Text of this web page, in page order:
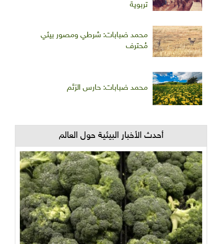
تربوية
محمد ضبابات: شرطي ومصور بيئي
مُحترف
محمد ضبابات: حارس الرَتَم
أحدث الأخبار البيئية حول العالم